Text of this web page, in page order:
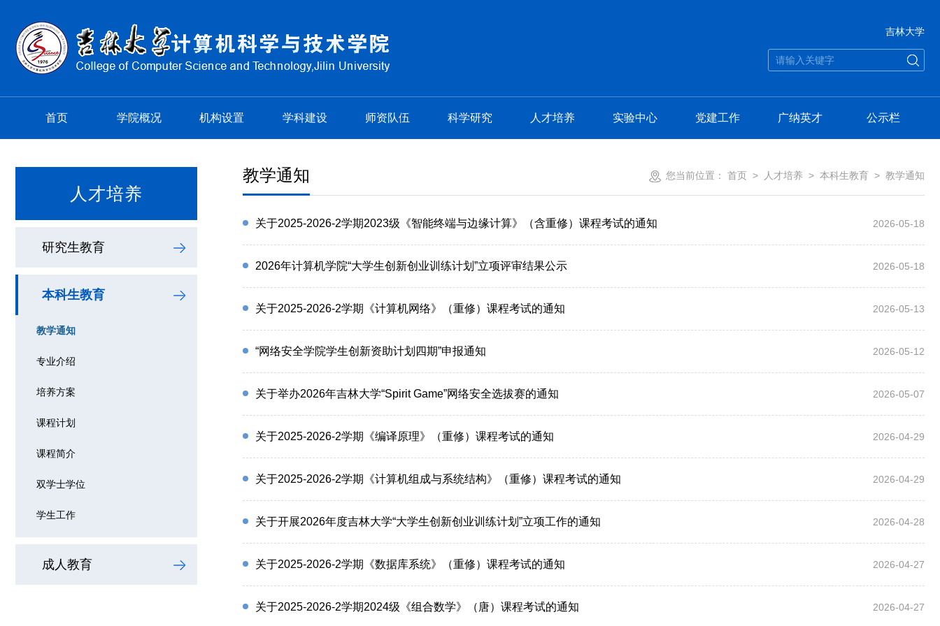
吉林大学
首页 学院概况 机构设置 学科建设 师资队伍 科学研究 人才培养 实验中心 党建工作 广纳英才 公示栏
人才培养
研究生教育
本科生教育
教学通知
专业介绍
培养方案
课程计划
课程简介
双学士学位
学生工作
成人教育
您当前位置： 首页 > 人才培养 > 本科生教育 > 教学通知
教学通知
2026-05-18
关于2025-2026-2学期2023级《智能终端与边缘计算》（含重修）课程考试的通知
2026-05-18
2026年计算机学院“大学生创新创业训练计划”立项评审结果公示
2026-05-13
关于2025-2026-2学期《计算机网络》（重修）课程考试的通知
2026-05-12
“网络安全学院学生创新资助计划四期”申报通知
2026-05-07
关于举办2026年吉林大学“Spirit Game”网络安全选拔赛的通知
2026-04-29
关于2025-2026-2学期《编译原理》（重修）课程考试的通知
2026-04-29
关于2025-2026-2学期《计算机组成与系统结构》（重修）课程考试的通知
2026-04-28
关于开展2026年度吉林大学“大学生创新创业训练计划”立项工作的通知
2026-04-27
关于2025-2026-2学期《数据库系统》（重修）课程考试的通知
2026-04-27
关于2025-2026-2学期2024级《组合数学》（唐）课程考试的通知